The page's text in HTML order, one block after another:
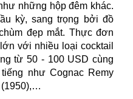
những hộp đêm khác.
kỳ, sang trọng bởi đồ
đẹp mắt. Thực đơn
với nhiều loại cocktail
từ 50 - 100 USD cùng
như Cognac Remy
(1950),…